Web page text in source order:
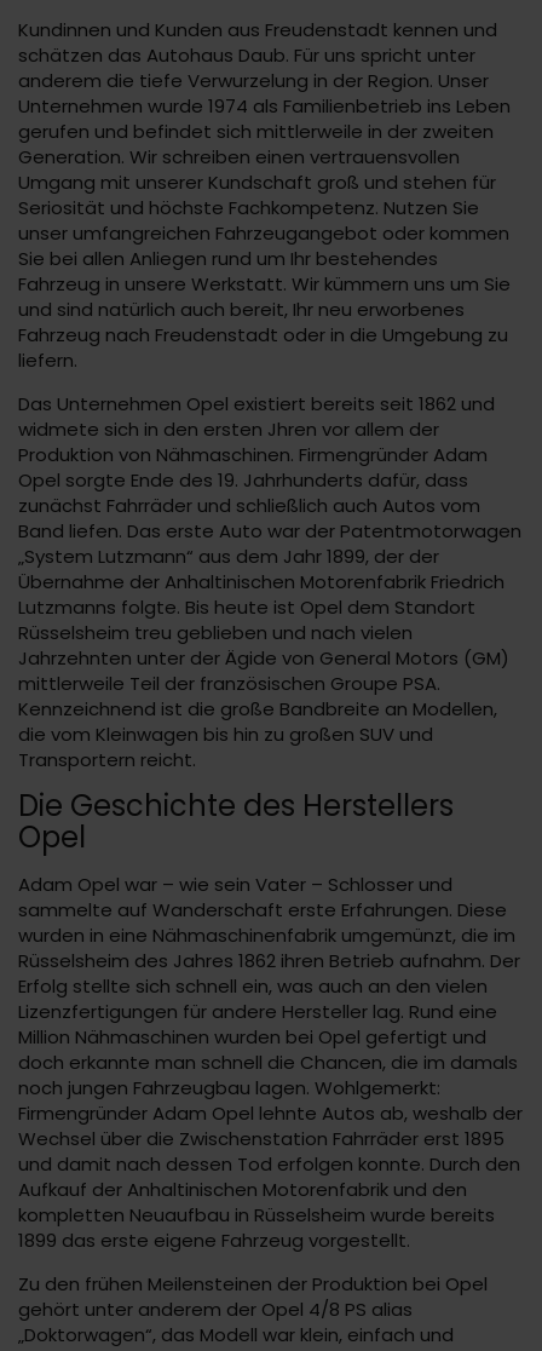
Kundinnen und Kunden aus Freudenstadt kennen und
schätzen das Autohaus Daub. Für uns spricht unter
anderem die tiefe Verwurzelung in der Region. Unser
Unternehmen wurde 1974 als Familienbetrieb ins Leben
gerufen und befindet sich mittlerweile in der zweiten
Generation. Wir schreiben einen vertrauensvollen
Umgang mit unserer Kundschaft groß und stehen für
Seriosität und höchste Fachkompetenz. Nutzen Sie
unser umfangreichen Fahrzeugangebot oder kommen
Sie bei allen Anliegen rund um Ihr bestehendes
Fahrzeug in unsere Werkstatt. Wir kümmern uns um Sie
und sind natürlich auch bereit, Ihr neu erworbenes
Fahrzeug nach Freudenstadt oder in die Umgebung zu
liefern.
Das Unternehmen Opel existiert bereits seit 1862 und
widmete sich in den ersten Jhren vor allem der
Produktion von Nähmaschinen. Firmengründer Adam
Opel sorgte Ende des 19. Jahrhunderts dafür, dass
zunächst Fahrräder und schließlich auch Autos vom
Band liefen. Das erste Auto war der Patentmotorwagen
„System Lutzmann“ aus dem Jahr 1899, der der
Übernahme der Anhaltinischen Motorenfabrik Friedrich
Lutzmanns folgte. Bis heute ist Opel dem Standort
Rüsselsheim treu geblieben und nach vielen
Jahrzehnten unter der Ägide von General Motors (GM)
mittlerweile Teil der französischen Groupe PSA.
Kennzeichnend ist die große Bandbreite an Modellen,
die vom Kleinwagen bis hin zu großen SUV und
Transportern reicht.
Die Geschichte des Herstellers
Opel
Adam Opel war – wie sein Vater – Schlosser und
sammelte auf Wanderschaft erste Erfahrungen. Diese
wurden in eine Nähmaschinenfabrik umgemünzt, die im
Rüsselsheim des Jahres 1862 ihren Betrieb aufnahm. Der
Erfolg stellte sich schnell ein, was auch an den vielen
Lizenzfertigungen für andere Hersteller lag. Rund eine
Million Nähmaschinen wurden bei Opel gefertigt und
doch erkannte man schnell die Chancen, die im damals
noch jungen Fahrzeugbau lagen. Wohlgemerkt:
Firmengründer Adam Opel lehnte Autos ab, weshalb der
Wechsel über die Zwischenstation Fahrräder erst 1895
und damit nach dessen Tod erfolgen konnte. Durch den
Aufkauf der Anhaltinischen Motorenfabrik und den
kompletten Neuaufbau in Rüsselsheim wurde bereits
1899 das erste eigene Fahrzeug vorgestellt.
Zu den frühen Meilensteinen der Produktion bei Opel
gehört unter anderem der Opel 4/8 PS alias
„Doktorwagen“, das Modell war klein, einfach und